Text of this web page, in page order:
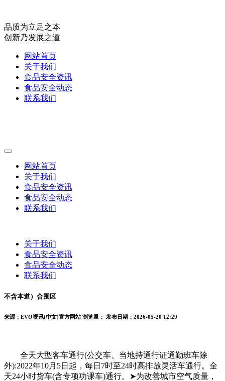
品质为立足之本
创新乃发展之道
网站首页
关于我们
食品安全资讯
食品安全动态
联系我们
网站首页
关于我们
食品安全资讯
食品安全动态
联系我们
关于我们
食品安全资讯
食品安全动态
联系我们
不含本道）合围区
来源：EVO视讯(中文)官方网站 浏览量： 发布日期：2026-05-20 12:29
全天大型客车通行(公交车、当地持通行证通勤班车除
外):2022年10月5日起，每日7时至24时高排放灵活车通行。全
天24小时货车(含专项功课车)通行。➤为改善城市空气质量，